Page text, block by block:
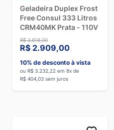
Geladeira Duplex Frost
Free Consul 333 Litros
CRM40MK Prata - 110V
R$ 3.618,00
R$ 2.909,00
10% de desconto à vista
ou R$ 3.232,22 em 8x de
R$ 404,03 sem juros